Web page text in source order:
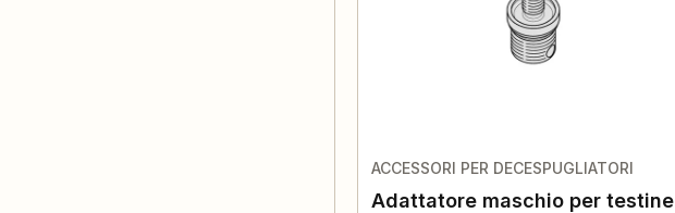
ACCESSORI PER DECESPUGLIATORI
Adattatore maschio per testine